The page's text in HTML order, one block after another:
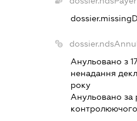
Анульовано з
ненадання
року
Анульовано